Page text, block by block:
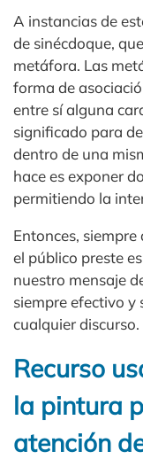
A instancias de
de sinécdoque,
metáfora. Las
forma de
entre sí alguna
significado para
dentro de una
hace es exponer
permitiendo la
Entonces,
el público preste
nuestro mensaje
siempre efectivo y
cualquier discurso.
Recurso
la pintura
atención